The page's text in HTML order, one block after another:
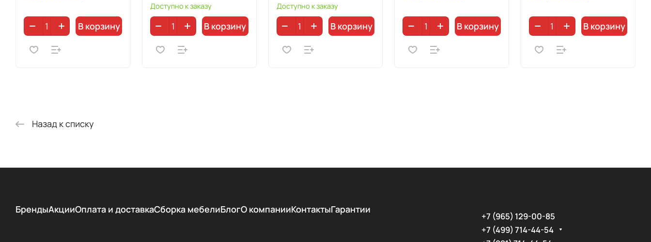
В корзину
Доступно к заказу
В корзину
Доступно к заказу
В корзину В корзину В корзину
Назад к списку
БрендыАкцииОплата и доставкаСборка мебелиБлогО компанииКонтактыГарантии
+7 (965) 129-00-85
+7 (499) 714-44-54